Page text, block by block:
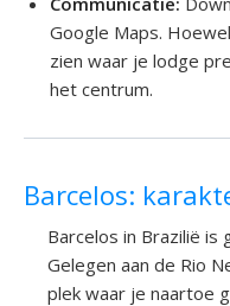
Google Maps.
zien waar je lodge
het centrum.
Barcelos:
Barcelos in Brazilië is
Gelegen aan de Rio
plek waar je naartoe